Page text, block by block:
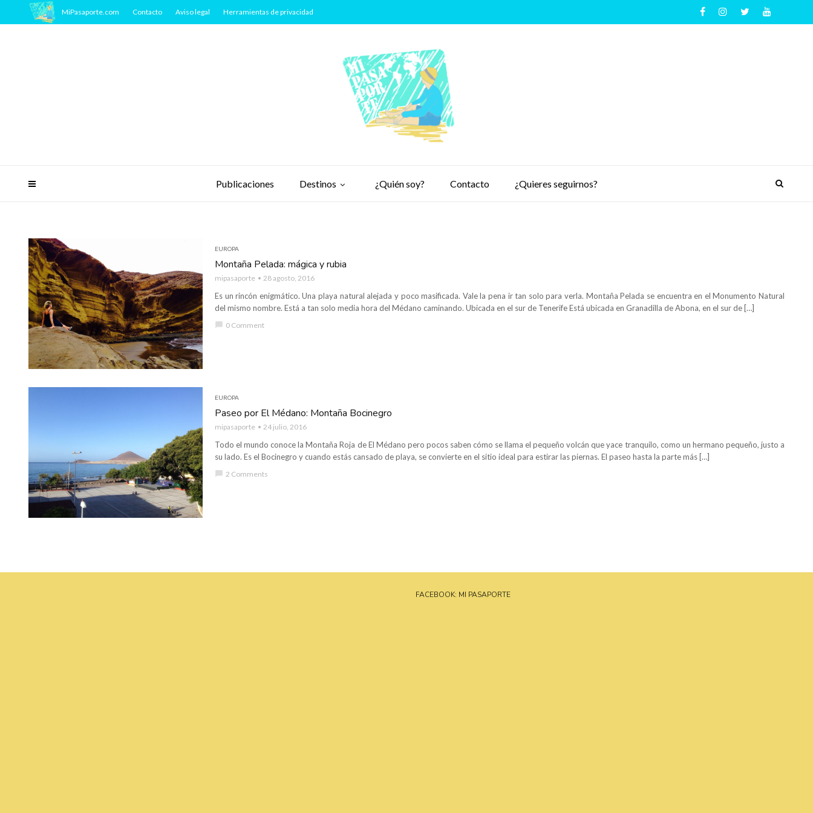
Publicaciones Destinos ¿Quién soy? Contacto ¿Quieres seguirnos?
MiPasaporte.com Contacto Aviso legal Herramientas de privacidad
EUROPA
Montaña Pelada: mágica y rubia
mipasaporte 28 agosto, 2016
Es un rincón enigmático. Una playa natural alejada y poco masificada. Vale la pena ir tan solo para verla. Montaña Pelada se encuentra en el Monumento Natural
del mismo nombre. Está a tan solo media hora del Médano caminando. Ubicada en el sur de Tenerife Está ubicada en Granadilla de Abona, en el sur de […]
chat_bubble 0 Comment
EUROPA
Paseo por El Médano: Montaña Bocinegro
mipasaporte 24 julio, 2016
Todo el mundo conoce la Montaña Roja de El Médano pero pocos saben cómo se llama el pequeño volcán que yace tranquilo, como un hermano pequeño, justo a
su lado. Es el Bocinegro y cuando estás cansado de playa, se convierte en el sitio ideal para estirar las piernas. El paseo hasta la parte más […]
chat_bubble 2 Comments
FACEBOOK: MI PASAPORTE